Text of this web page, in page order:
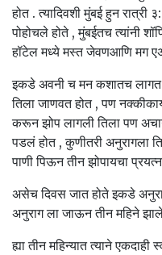
होत . त्यादिवशी मुंबई हुन
पोहोचले होते , मुंबईतच त्यांनी
हॉटेल मध्ये मस्त जेवणआणि मग
इकडे अवनी च मन कशातच लागत
तिला जाणवत होत , पण
करून झोप लागली तिला पण
पडलं होत , कुणीतरी अनुरागला
पाणी पिऊन तीन झोपायचा
असेच दिवस जात होते इकडे
अनुराग ला जाऊन तीन महिने
ह्या तीन महिन्यात त्याने